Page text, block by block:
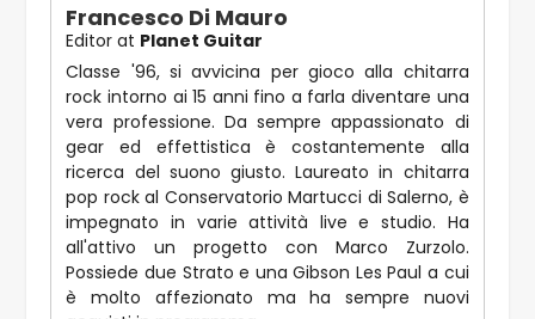
Francesco Di Mauro
Editor at Planet Guitar
Classe '96, si avvicina per gioco alla chitarra
rock intorno ai 15 anni fino a farla diventare una
vera professione. Da sempre appassionato di
gear ed effettistica è costantemente alla
ricerca del suono giusto. Laureato in chitarra
pop rock al Conservatorio Martucci di Salerno, è
impegnato in varie attività live e studio. Ha
all'attivo un progetto con Marco Zurzolo.
Possiede due Strato e una Gibson Les Paul a cui
è molto affezionato ma ha sempre nuovi